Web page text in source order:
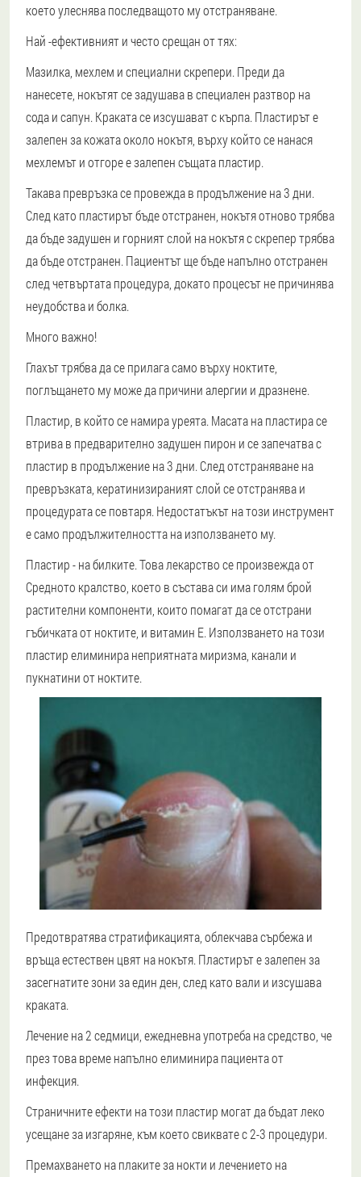
което улеснява последващото му отстраняване.
Най -ефективният и често срещан от тях:
Мазилка, мехлем и специални скрепери. Преди да
нанесете, нокътят се задушава в специален разтвор на
сода и сапун. Краката се изсушават с кърпа. Пластирът е
залепен за кожата около нокътя, върху който се нанася
мехлемът и отгоре е залепен същата пластир.
Такава превръзка се провежда в продължение на 3 дни.
След като пластирът бъде отстранен, нокътя отново трябва
да бъде задушен и горният слой на нокътя с скрепер трябва
да бъде отстранен. Пациентът ще бъде напълно отстранен
след четвъртата процедура, докато процесът не причинява
неудобства и болка.
Много важно!
Глахът трябва да се прилага само върху ноктите,
поглъщането му може да причини алергии и дразнене.
Пластир, в който се намира уреята. Масата на пластира се
втрива в предварително задушен пирон и се запечатва с
пластир в продължение на 3 дни. След отстраняване на
превръзката, кератинизираният слой се отстранява и
процедурата се повтаря. Недостатъкът на този инструмент
е само продължителността на използването му.
Пластир- на билките. Това лекарство се произвежда от
Средното кралство, което в състава си има голям брой
растителни компоненти, които помагат да се отстрани
гъбичката от ноктите, и витамин Е. Използването на този
пластир елиминира неприятната миризма, канали и
пукнатини от ноктите.
Предотвратява стратификацията, облекчава сърбежа и
връща естествен цвят на нокътя. Пластирът е залепен за
засегнатите зони за един ден, след като вали и изсушава
краката.
Лечение на 2 седмици , ежедневна употреба на средство, че
през това време напълно елиминира пациента от
инфекция.
Страничните ефекти на този пластир могат да бъдат леко
усещане за изгаряне, към което свиквате с 2-3 процедури.
Премахването на плаките за нокти и лечението на